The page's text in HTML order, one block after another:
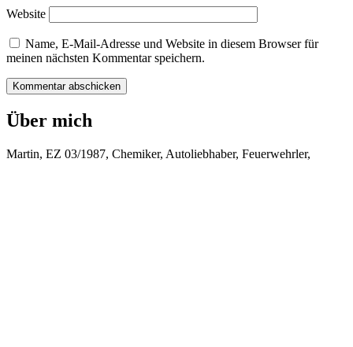
Website
Name, E-Mail-Adresse und Website in diesem Browser für
meinen nächsten Kommentar speichern.
Über mich
Martin, EZ 03/1987, Chemiker, Autoliebhaber, Feuerwehrler,